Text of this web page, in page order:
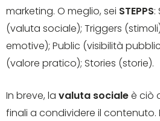
marketing. O meglio, sei STEPPS:
(valuta sociale); Triggers
emotive); Public (visibilità
(valore pratico); Stories (storie).
In breve, la valuta socialeè ciò
finali a condividere il contenuto.